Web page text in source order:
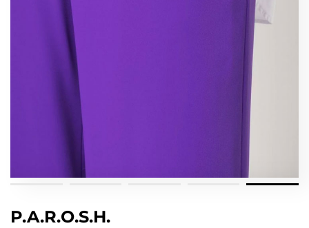
P.A.R.O.S.H.